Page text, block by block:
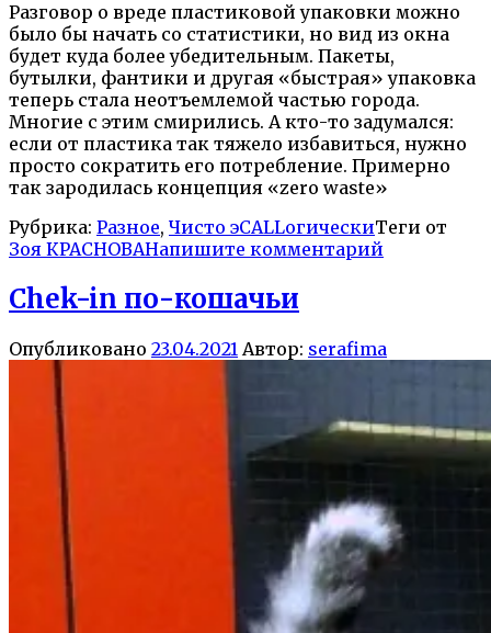
Разговор о вреде пластиковой упаковки можно
было бы начать со статистики, но вид из окна
будет куда более убедительным. Пакеты,
бутылки, фантики и другая «быстрая» упаковка
теперь стала неотъемлемой частью города.
Многие с этим смирились. А кто-то задумался:
если от пластика так тяжело избавиться, нужно
просто сократить его потребление. Примерно
так зародилась концепция «zero waste»
Рубрика: Разное, Чисто эCALLогическиТеги от
Зоя КРАСНОВАНапишите комментарий
Chek-in по-кошачьи
Опубликовано 23.04.2021 Автор: serafima